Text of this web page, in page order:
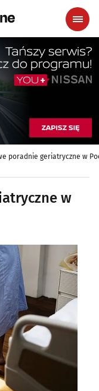
poradnie geriatryczne w
w